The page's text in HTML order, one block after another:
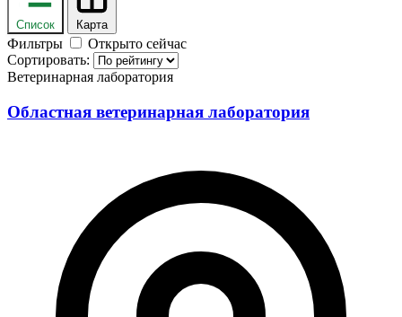
Список Карта
Фильтры
Открыто сейчас
Сортировать:
Ветеринарная лаборатория
Областная ветеринарная лаборатория